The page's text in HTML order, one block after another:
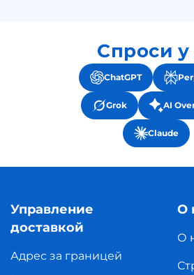
Спроси у
ChatGPT
Grok AI
Claude
Управление
доставкой
Адрес за границей
О
О